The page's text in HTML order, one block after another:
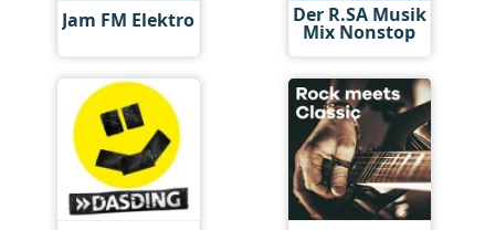
Jam FM Elektro Der R.SA Musik
Mix Nonstop